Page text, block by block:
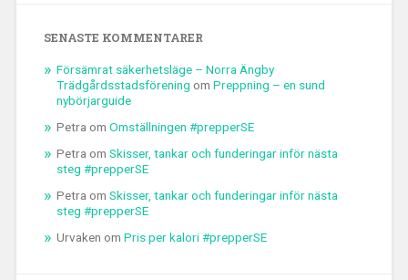
SENASTE KOMMENTARER
Försämrat säkerhetsläge – Norra Ängby
Trädgårdsstadsförening om Preppning – en sund
nybörjarguide
Petra om Omställningen #prepperSE
Petra om Skisser, tankar och funderingar inför nästa
steg #prepperSE
Petra om Skisser, tankar och funderingar inför nästa
steg #prepperSE
Urvaken om Pris per kalori #prepperSE